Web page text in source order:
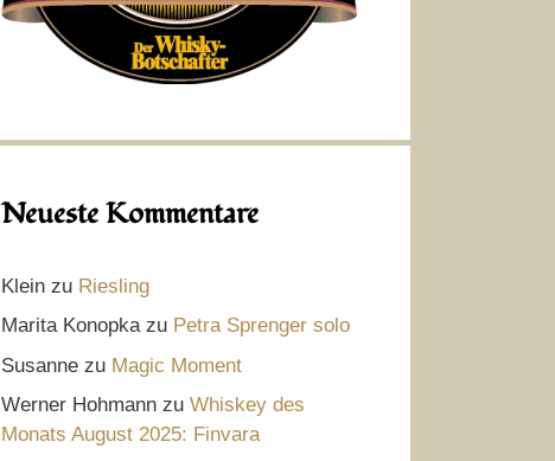
Neueste Kommentare
Klein zu Riesling
Marita Konopkazu Petra Sprenger solo
Susanne zu Magic Moment
Werner Hohmann zu Whiskey des
Monats August 2025: Finvara